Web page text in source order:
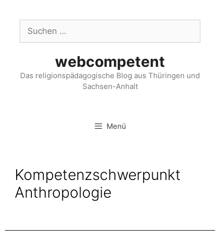
webcompetent
Das religionspädagogische Blog aus Thüringen und
Sachsen-Anhalt
Menü
Kompetenzschwerpunkt
Anthropologie